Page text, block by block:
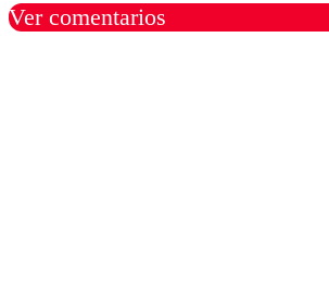
Ver comentarios